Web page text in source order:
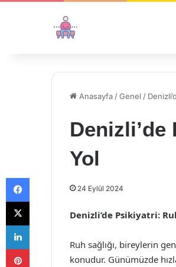
Anasayfa /Genel /
Denizli’de
Yol
24 Eylül 2024
Denizli’de Psikiyatri:
Ruh sağlığı, bireylerin
konudur. Günümüzde
Facebook
X
LinkedIn
Pinterest